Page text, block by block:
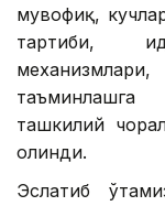
мувофиқ,
тартиби,
таъминлашга
ташкилий
олинди.
Эслатиб